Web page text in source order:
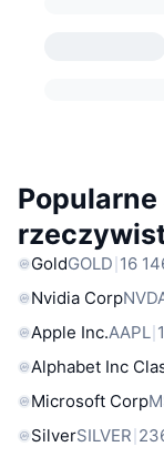
GoldGOLD 16
Nvidia Corp
Apple Inc.AAPL
Alphabet Inc
Microsoft Corp
SilverSILVER